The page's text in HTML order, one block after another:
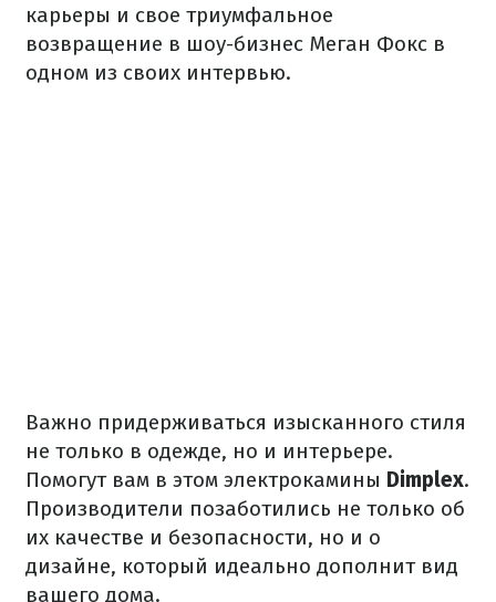
карьеры и свое триумфальное
возвращение в шоу-бизнес Меган Фокс в
одном из своих интервью.
Важно придерживаться изысканного стиля
не только в одежде, но и интерьере.
Помогут вам в этом электрокамины Dimplex.
Производители позаботились не только об
их качестве и безопасности, но и о
дизайне, который идеально дополнит вид
вашего дома.